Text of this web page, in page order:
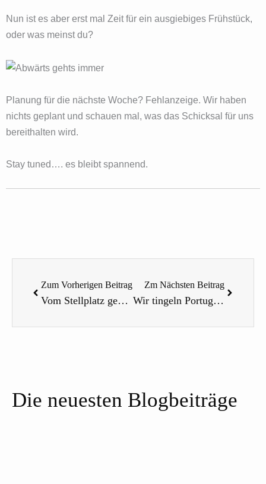
Nun ist es aber erst mal Zeit für ein ausgiebiges Frühstück,
oder was meinst du?
Planung für die nächste Woche? Fehlanzeige. Wir haben
nichts geplant und schauen mal, was das Schicksal für uns
bereithalten wird.
Stay tuned…. es bleibt spannend.
Zum Vorherigen Beitrag
Vom Stellplatz gehts wieder weiter – von vollen Parkplätzen, schwierigen Stauseen und tollen Aussichten
Zm Nächsten Beitrag
Wir tingeln Portugals Nordküste runter
Die neuesten Blogbeiträge